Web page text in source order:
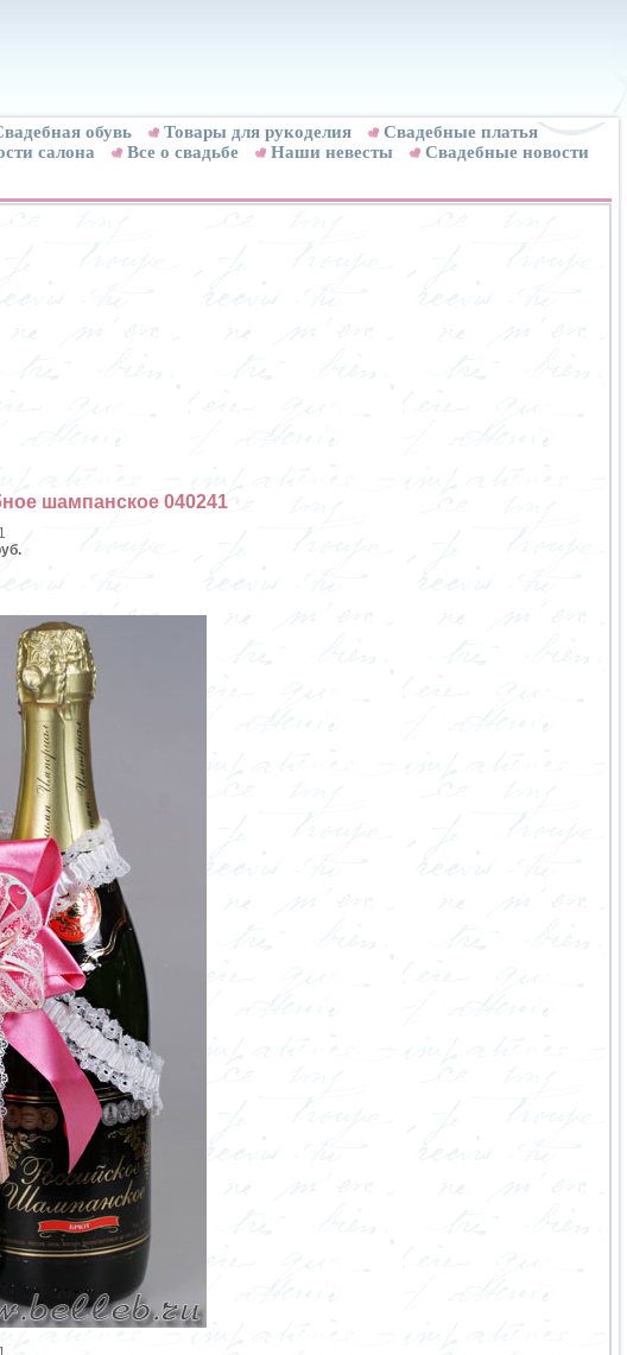
обувь Товары для рукоделия
Cвадебные платья
салона Все о свадьбе Наши невесты
Свадебные новости
шампанское 040241